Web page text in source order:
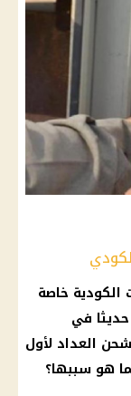
الكودية خاصة
حديثا في
شحن العداد لأول
هو سببها؟